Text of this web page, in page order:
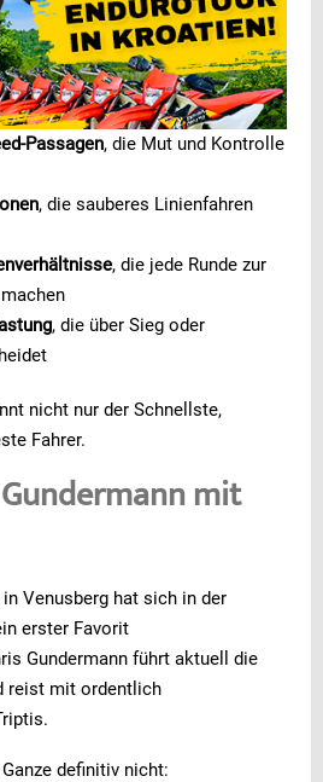
Passagen, die Mut und Kontrolle
, die sauberes Linienfahren
, die jede Runde zur
, die über Sieg oder
nicht nur der Schnellste,
Fahrer.
Gundermann mit
Venusberg hat sich in der
erster Favorit
Gundermann führt aktuell die
reist mit ordentlich
definitiv nicht: